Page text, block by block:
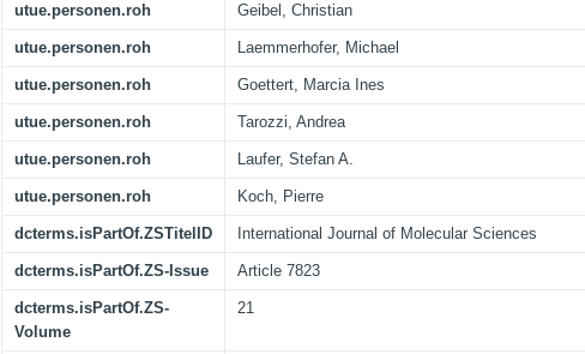
utue.personen.roh Geibel, Christian
utue.personen.roh Laemmerhofer, Michael
utue.personen.roh Goettert, Marcia Ines
utue.personen.roh Tarozzi, Andrea
utue.personen.roh Laufer, Stefan A.
utue.personen.roh Koch, Pierre
dcterms.isPartOf.ZSTitelID International Journal of Molecular Sciences
dcterms.isPartOf.ZS-Issue Article 7823
dcterms.isPartOf.ZS-
Volume
21